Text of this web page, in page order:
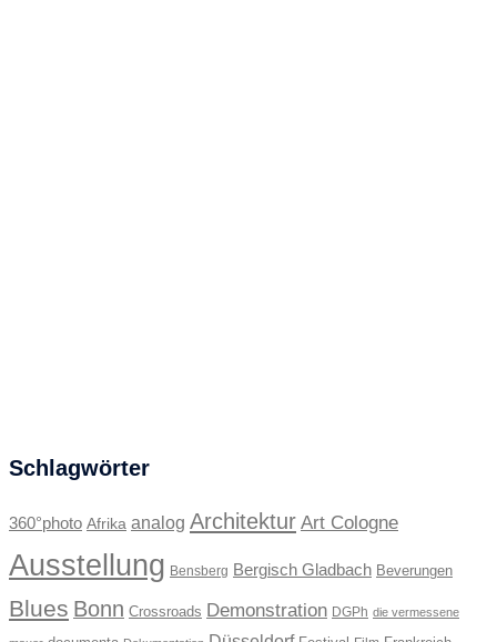
Schlagwörter
360°photo Afrika analog Architektur Art Cologne
Ausstellung Bensberg Bergisch Gladbach Beverungen
Blues Bonn Crossroads Demonstration DGPh die vermessene